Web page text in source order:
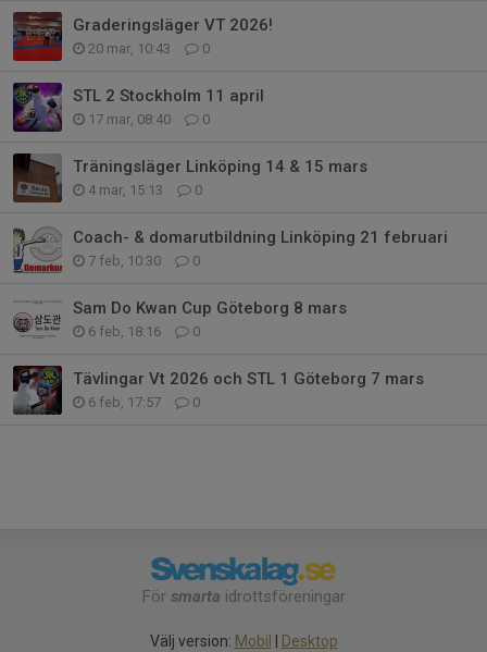
Graderingsläger VT 2026!
20 mar, 10:43 0
STL 2 Stockholm 11 april
17 mar, 08:40 0
Träningsläger Linköping 14 & 15 mars
4 mar, 15:13 0
Coach- & domarutbildning Linköping 21 februari
7 feb, 10:30 0
Sam Do Kwan Cup Göteborg 8 mars
6 feb, 18:16 0
Tävlingar Vt 2026 och STL 1 Göteborg 7 mars
6 feb, 17:57 0
För smarta idrottsföreningar
Välj version: Mobil Desktop